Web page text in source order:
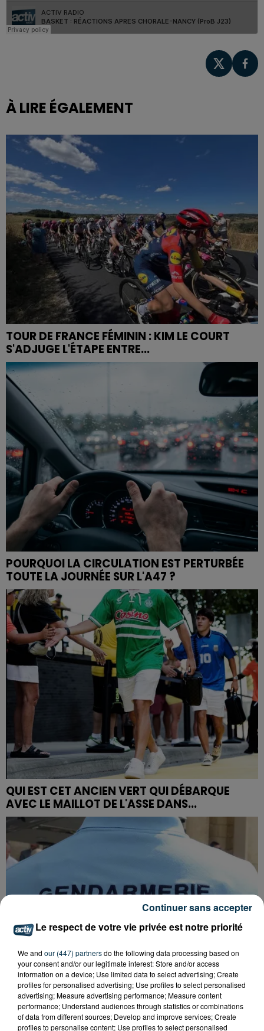
À LIRE ÉGALEMENT
TOUR DE FRANCE FÉMININ : KIM LE COURT
S'ADJUGE L'ÉTAPE ENTRE...
POURQUOI LA CIRCULATION EST PERTURBÉE
TOUTE LA JOURNÉE SUR L'A47 ?
QUI EST CET ANCIEN VERT QUI DÉBARQUE
AVEC LE MAILLOT DE L'ASSE DANS...
FOREZTIVAL : DROGUÉ ET TENANT DES
Le respect de votre vie privée est notre priorité
We and our (447) partnersdo the following data processing based on
your consent and/or our legitimate interest: Store and/or access
information on a device; Use limited data to select advertising; Create
profiles for personalised advertising; Use profiles to select personalised
advertising; Measure advertising performance; Measure content
performance; Understand audiences through statistics or combinations
of data from different sources; Develop and improve services; Create
profiles to personalise content; Use profiles to select personalised
Continuer sans accepter